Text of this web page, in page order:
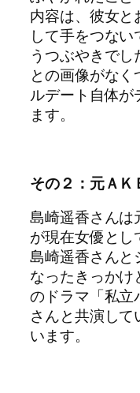
内容は、彼女と
して手をつな
うつぶやきで
との画像がな
ルデート自体
ます。
その２：元Ａ
島崎遥香さんは
が現在女優とし
島崎遥香さんと
なったきっかけ
のドラマ「私立
さんと共演し
います。